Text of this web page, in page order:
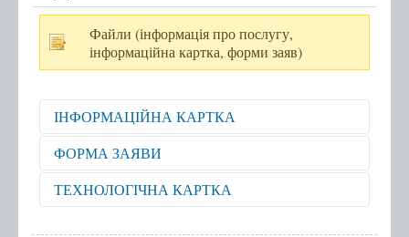
е-Ветеран
Послуги за категоріями
Послуги за суб'єктами надання
Перелік всіх послуг
Державні послуги онлайн
Запис на прийом
Файли (інформація про послугу,
інформаційна картка, форми заяв)
ІНФОРМАЦІЙНА КАРТКА
Відкрити для перегляду
ФОРМА ЗАЯВИ
Відкрити для перегляду
ТЕХНОЛОГІЧНА КАРТКА